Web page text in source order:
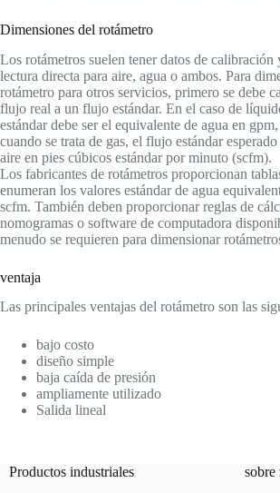
Dimensiones del rotámetro
Los rotámetros suelen tener datos de calibración
lectura directa para aire, agua o ambos. Para
rotámetro para otros servicios, primero se debe
flujo real a un flujo estándar. En el caso de
estándar debe ser el equivalente de agua en
cuando se trata de gas, el flujo estándar
aire en pies cúbicos estándar por minuto (scfm).
Los fabricantes de rotámetros proporcionan
enumeran los valores estándar de agua
scfm. También deben proporcionar reglas de
nomogramas o software de computadora
menudo se requieren para dimensionar
ventaja
Las principales ventajas del rotámetro son las
bajo costo
diseño simple
baja caída de presión
ampliamente utilizado
Salida lineal
Productos industriales
sobre